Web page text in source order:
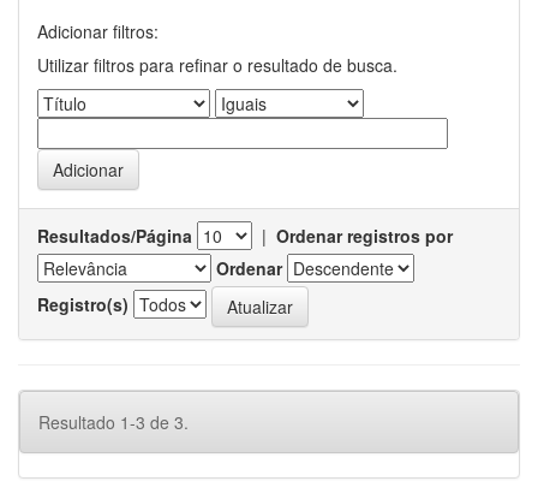
Adicionar filtros:
Utilizar filtros para refinar o resultado de busca.
Resultados/Página | Ordenar registros por
Ordenar
Registro(s)
Resultado 1-3 de 3.